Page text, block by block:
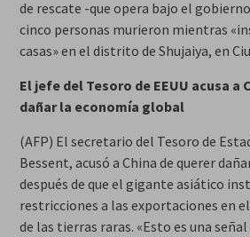
de rescate -que opera bajo el
cinco personas murieron mientras
casas» en el distrito de Shujaiya, en
El jefe del Tesoro de EEUU acusa a
dañar la economía global
(AFP) El secretario del Tesoro de
Bessent, acusó a China de querer
después de que el gigante asiático
restricciones a las exportaciones en
de las tierras raras. «Esto es una señal